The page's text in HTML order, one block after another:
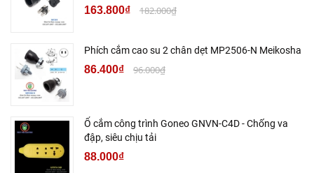
163.800₫ 182.000₫
Phích cắm cao su 2 chân dẹt MP2506-N Meikosha
86.400₫ 96.000₫
Ổ cắm công trình Goneo GNVN-C4D - Chống va
đập, siêu chịu tải
88.000₫